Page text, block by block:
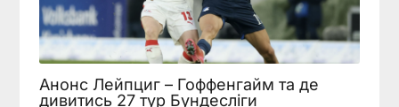
Анонс Лейпциг – Гоффенгайм та де
дивитись 27 тур Бундесліги